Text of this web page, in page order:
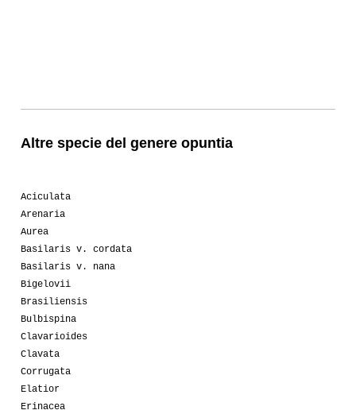
Altre specie del genere opuntia
Aciculata
Arenaria
Aurea
Basilaris v. cordata
Basilaris v. nana
Bigelovii
Brasiliensis
Bulbispina
Clavarioides
Clavata
Corrugata
Elatior
Erinacea